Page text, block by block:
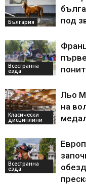
България
под
Всестранна
езда
Класически
дисциплини
Льо
на
Всестранна
езда